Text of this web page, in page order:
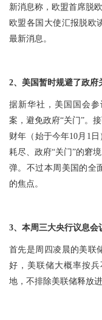
新消息称，欧盟首席脱
欧盟各国大使汇报脱欧
最新消息。
2、美国暂时规避了政府
据新华社，美国国会
案，避免政府“关门”。
财年（始于今年10月1
耗尽、政府“关门”的窘
弹。不过本周美国的全
的焦点。
3、本周三大央行议息会
首先是周四凌晨的美联
好，美联储大概率按
地，不排除美联储释放